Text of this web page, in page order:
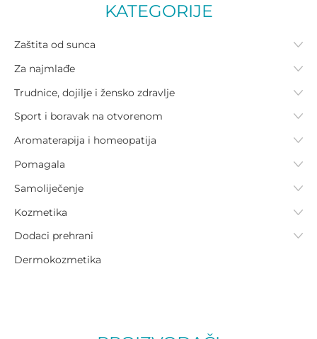
KATEGORIJE
Zaštita od sunca
Za najmlađe
Trudnice, dojilje i žensko zdravlje
Sport i boravak na otvorenom
Aromaterapija i homeopatija
Pomagala
Samoliječenje
Kozmetika
Dodaci prehrani
Dermokozmetika